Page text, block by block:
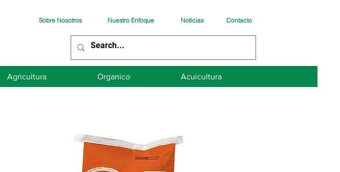
Sobre Nosotros Nuestro Enfoque Noticias Contacto
Agricultura Organico Acuicultura